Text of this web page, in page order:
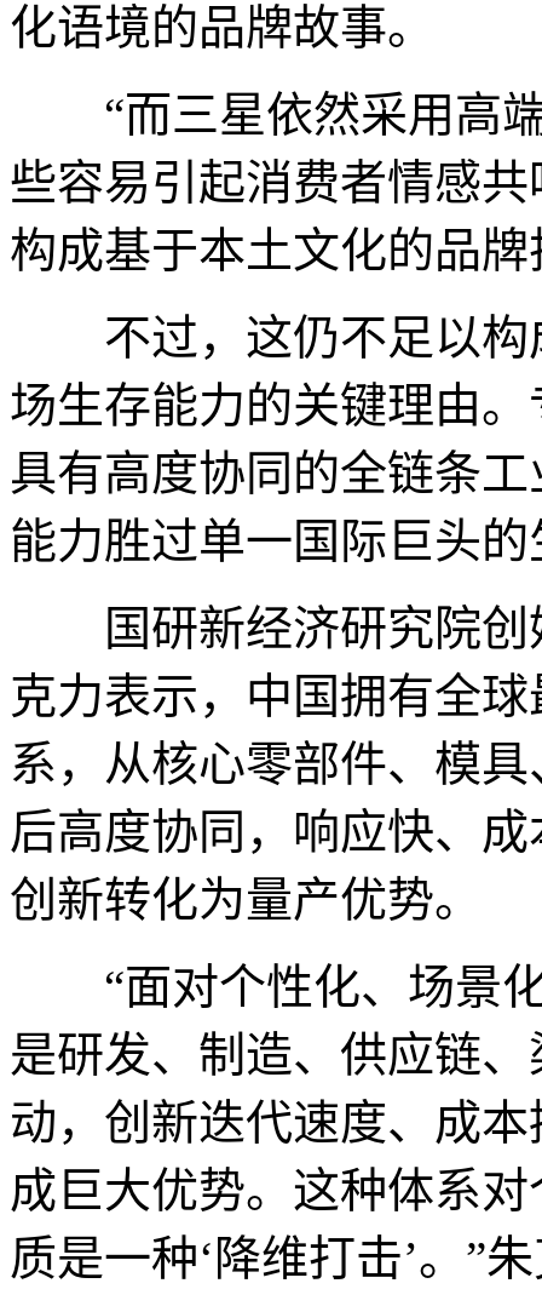
化语境的品牌故事。
“而三星依然采用高端
些容易引起消费者情感
构成基于本土文化的品
不过，这仍不足以构
场生存能力的关键理由
具有高度协同的全链条
能力胜过单一国际巨头
国研新经济研究院创
克力表示，中国拥有全
系，从核心零部件、模
后高度协同，响应快、
创新转化为量产优势。
“面对个性化、场景化
是研发、制造、供应链
动，创新迭代速度、成
成巨大优势。这种体系
质是一种‘降维打击’。”